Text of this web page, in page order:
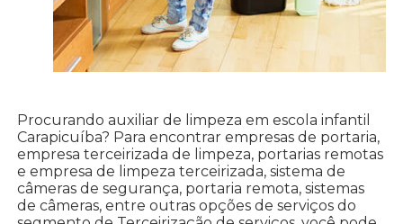
Procurando auxiliar de limpeza em escola infantil
Carapicuíba? Para encontrar empresas de portaria,
empresa terceirizada de limpeza, portarias remotas
e empresa de limpeza terceirizada, sistema de
câmeras de segurança, portaria remota, sistemas
de câmeras, entre outras opções de serviços do